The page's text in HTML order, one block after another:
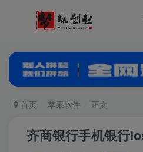
首页 苹果软件 正文
齐商银行手机银行